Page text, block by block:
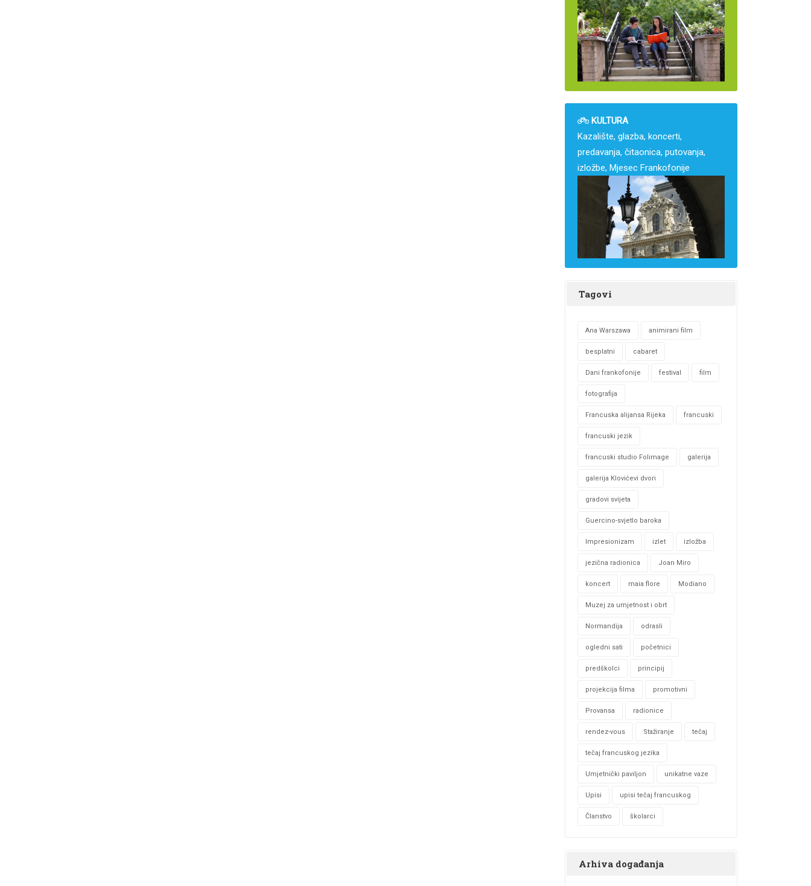
KULTURA
Kazalište, glazba, koncerti,
predavanja, čitaonica, putovanja,
izložbe, Mjesec Frankofonije
Tagovi
Ana Warszawa animirani film
besplatni cabaret
Dani frankofonije festival film
fotografija
Francuska alijansa Rijeka francuski
francuski jezik
francuski studio Folimage galerija
galerija Klovićevi dvori
gradovi svijeta
Guercino-svjetlo baroka
Impresionizam izlet izložba
jezična radionica Joan Miro
koncert maia flore Modiano
Muzej za umjetnost i obrt
Normandija odrasli
ogledni sati početnici
predškolci principij
projekcija filma promotivni
Provansa radionice
rendez-vous Stažiranje tečaj
tečaj francuskog jezika
Umjetnički paviljon unikatne vaze
Upisi upisi tečaj francuskog
Članstvo školarci
Arhiva događanja